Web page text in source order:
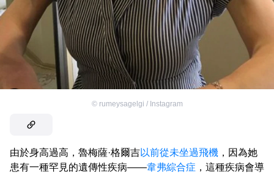
© rumeysagelgi / Instagram
由於身高過高，魯梅薩·格爾吉以前從未坐過飛機 ，因為她
患有一種罕見的遺傳性疾病——韋弗綜合症 ，這種疾病會導